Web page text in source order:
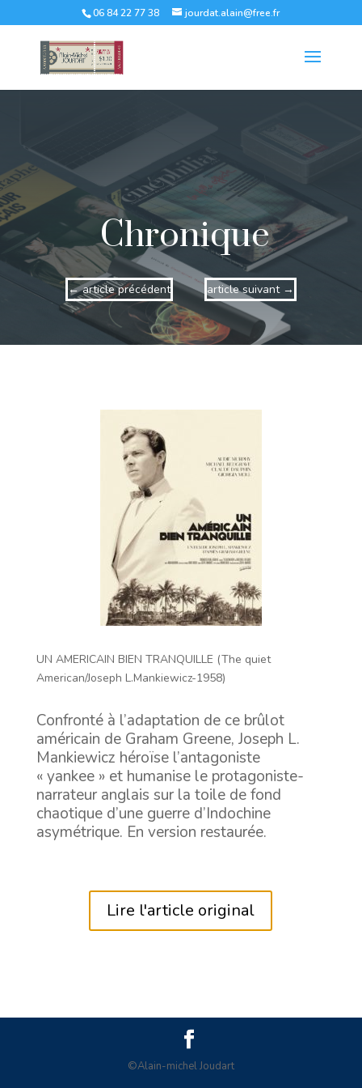
06 84 22 77 38 jourdat.alain@free.fr
Chronique
←article précédent article suivant→
UN AMERICAIN BIEN TRANQUILLE (The quiet
American/Joseph L.Mankiewicz-1958)
Confronté à l’adaptation de ce brûlot
américain de Graham Greene, Joseph L.
Mankiewicz héroïse l’antagoniste
« yankee » et humanise le protagoniste-
narrateur anglais sur la toile de fond
chaotique d’une guerre d’Indochine
asymétrique. En version restaurée.
Lire l'article original
©Alain-michel Joudart